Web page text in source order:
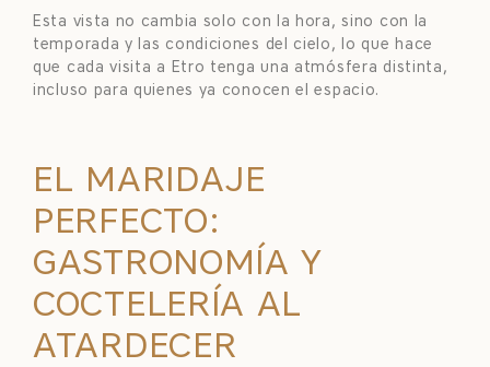
Esta vista no cambia solo con la hora, sino con la
temporada y las condiciones del cielo, lo que hace
que cada visita a Etro tenga una atmósfera distinta,
incluso para quienes ya conocen el espacio.
EL MARIDAJE
PERFECTO:
GASTRONOMÍA Y
COCTELERÍA AL
ATARDECER